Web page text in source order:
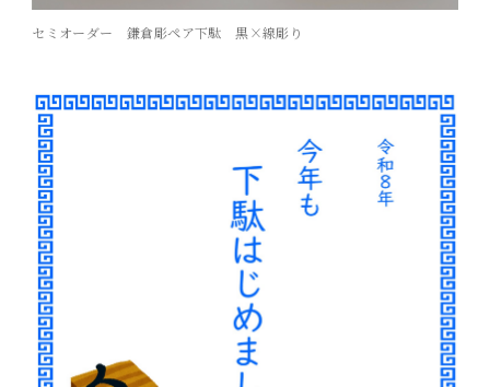
セミオーダー 鎌倉彫ペア下駄 黒×線彫り